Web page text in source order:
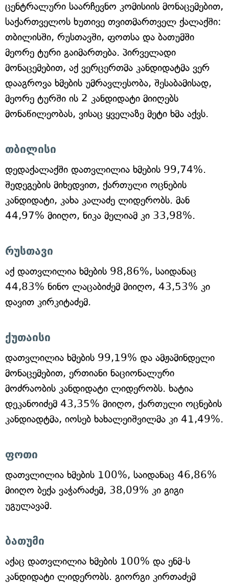
ცენტრალური საარჩევნო კომისიის მონაცემებით,
საქართველოს ხუთივე თვითმართველ ქალაქში:
თბილისში, რუსთავში, ფოთსა და ბათუმში
მეორე ტური გაიმართება. პირველადი
მონაცემებით, აქ ვერცერთმა კანდიდატმა ვერ
დააგროვა ხმების უმრავლესობა, შესაბამისად,
მეორე ტურში ის 2 კანდიდატი მიიღებს
მონაწილეობას, ვისაც ყველაზე მეტი ხმა აქვს.
თბილისი
დედაქალაქში დათვლილია ხმების 99,74%.
შედეგების მიხედვით, ქართული ოცნების
კანდიდატი, კახა კალაძე ლიდერობს. მან
44,97% მიიღო, ნიკა მელიამ კი 33,98%.
რუსთავი
აქ დათვლილია ხმების 98,86%, საიდანაც
44,83% ნინო ლაცაბიძემ მიიღო, 43,53% კი
დავით კირკიტაძემ.
ქუთაისი
დათვლილია ხმების 99,19% და ამჟამინდელი
მონაცემებით, ერთიანი ნაციონალური
მოძრაობის კანდიდატი ლიდერობს. ხატია
დეკანოიძემ 43,35% მიიღო, ქართული ოცნების
კანდიადტმა, იოსებ ხახალეიშვილმა კი 41,49%.
ფოთი
დათვლილია ხმების 100%, საიდანაც 46,86%
მიიღო ბექა ვაჭარაძემ, 38,09% კი გიგი
უგულავამ.
ბათუმი
აქაც დათვლილია ხმების 100% და ენმ-ს
კანდიდატი ლიდერობს. გიორგი კირთაძემ